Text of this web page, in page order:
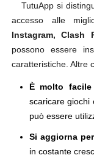
TutuApp si
accesso alle
Instagram, Clash
possono essere
caratteristiche. Altre
È molto
scaricare giochi
può essere
Si aggiorna
in costante